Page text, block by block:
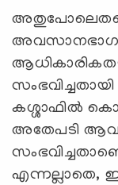
കശ്ശാഫിൽ
അതേപടി
എന്നല്ലാതെ,